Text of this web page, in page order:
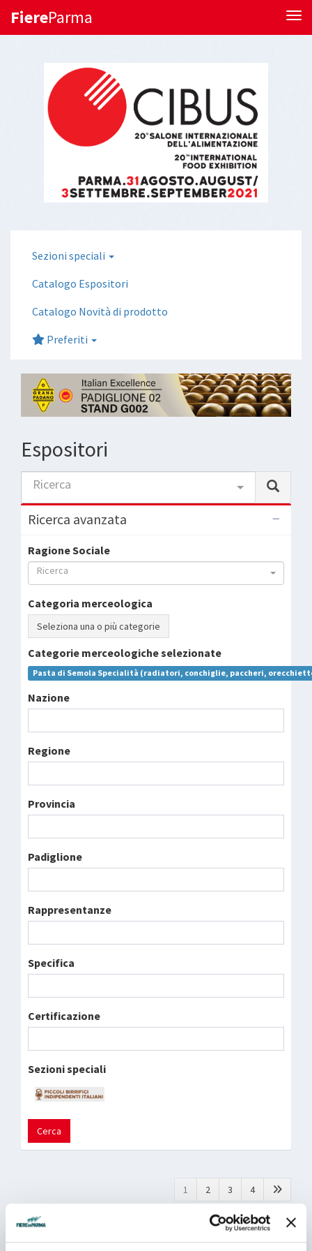
FiereParma
Sezioni speciali
Catalogo Espositori
Catalogo Novità di prodotto
Preferiti
Espositori
Ricerca
Ricerca avanzata
Ragione Sociale
Ricerca
Categoria merceologica
Seleziona una o più categorie
Categorie merceologiche selezionate
Pasta di Semola Specialità (radiatori, conchiglie, paccheri,
Nazione
Regione
Provincia
Padiglione
Rappresentanze
Specifica
Certificazione
Sezioni speciali
Cerca
1 2 3 4
Padiglione 06 - Stand E 011